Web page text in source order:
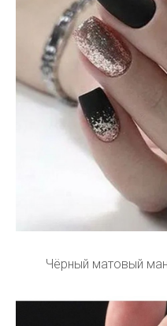
Чёрный матовый